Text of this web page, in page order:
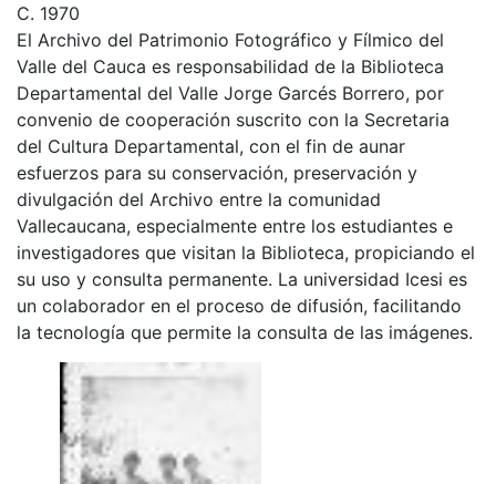
C. 1970
El Archivo del Patrimonio Fotográfico y Fílmico del
Valle del Cauca es responsabilidad de la Biblioteca
Departamental del Valle Jorge Garcés Borrero, por
convenio de cooperación suscrito con la Secretaria
del Cultura Departamental, con el fin de aunar
esfuerzos para su conservación, preservación y
divulgación del Archivo entre la comunidad
Vallecaucana, especialmente entre los estudiantes e
investigadores que visitan la Biblioteca, propiciando el
su uso y consulta permanente. La universidad Icesi es
un colaborador en el proceso de difusión, facilitando
la tecnología que permite la consulta de las imágenes.